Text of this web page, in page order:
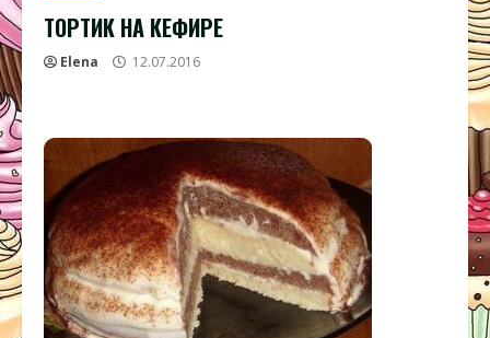
ТОРТИК НА КЕФИРЕ
Elena 12.07.2016